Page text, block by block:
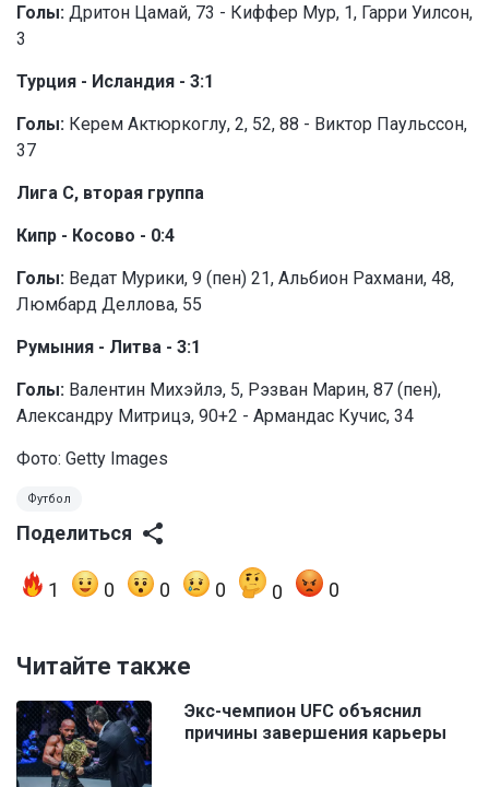
Голы: Дритон Цамай, 73 - Киффер Мур, 1, Гарри Уилсон,
3
Турция - Исландия - 3:1
Голы: Керем Актюркоглу, 2, 52, 88 - Виктор Паульссон,
37
Лига C, вторая группа
Кипр - Косово - 0:4
Голы: Ведат Мурики, 9 (пен) 21, Альбион Рахмани, 48,
Люмбард Деллова, 55
Румыния - Литва - 3:1
Голы: Валентин Михэйлэ, 5, Рэзван Марин, 87 (пен),
Александру Митрицэ, 90+2 - Армандас Кучис, 34
Фото: Getty Images
Футбол
Поделиться
1 0 0 0 0 0
Читайте также
Экс-чемпион UFC объяснил
причины завершения карьеры